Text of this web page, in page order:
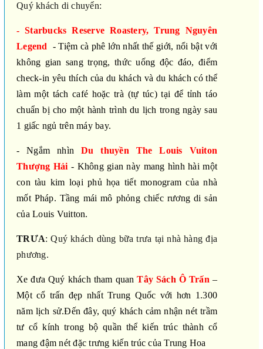
Quý khách di chuyển:
- Starbucks Reserve Roastery, Trung Nguyên
Legend
- Tiệm cà phê lớn nhất thế giới, nổi bật với
không gian sang trọng, thức uống độc đáo, điểm
check-in yêu thích của du khách và du khách có thể
làm một tách café hoặc trà (tự túc) tại để tỉnh táo
chuẩn bị cho một hành trình du lịch trong ngày sau
1 giấc ngủ trên máy bay.
- Ngắm nhìn Du thuyền The Louis Vuiton
Thượng Hải - Không gian này mang hình hài một
con tàu kim loại phủ họa tiết monogram của nhà
mốt Pháp. Tầng mái mô phỏng chiếc rương di sản
của Louis Vuitton.
TRƯA: Quý khách dùng bữa trưa tại nhà hàng địa
phương.
Xe đưa Quý khách tham quanTây Sách Ô Trấn –
Một cổ trấn đẹp nhất Trung Quốc với hơn 1.300
năm lịch sử.Đến đây, quý khách cảm nhận nét trầm
tư cổ kính trong bộ quần thể kiến trúc thành cổ
mang đậm nét đặc trưng kiến trúc của Trung Hoa